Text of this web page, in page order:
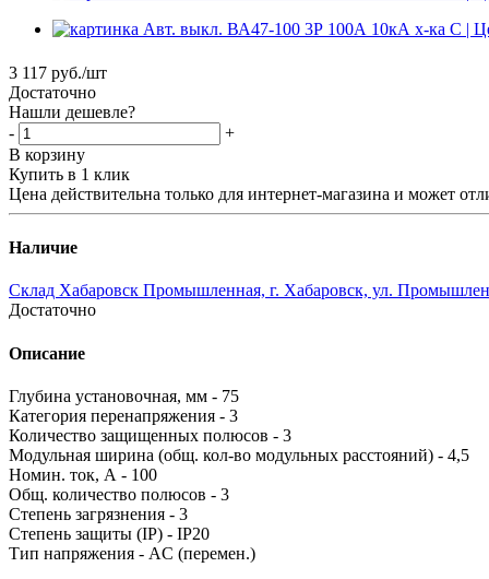
3 117 руб./шт
Достаточно
Нашли дешевле?
-
+
В корзину
Купить в 1 клик
Цена действительна только для интернет-магазина и может
Наличие
Склад Хабаровск Промышленная, г. Хабаровск, ул.
Достаточно
Описание
Глубина установочная, мм - 75
Категория перенапряжения - 3
Количество защищенных полюсов - 3
Модульная ширина (общ. кол-во модульных расстояний) -
Номин. ток, А - 100
Общ. количество полюсов - 3
Степень загрязнения - 3
Степень защиты (IP) - IP20
Тип напряжения - AC (перемен.)